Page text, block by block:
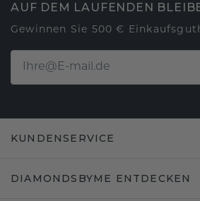
AUF DEM LAUFENDEN
Gewinnen Sie 500 €
KUNDENSERVICE
DIAMONDSBYME ENTDECKEN